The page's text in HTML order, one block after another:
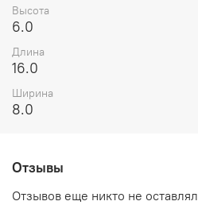
Высота
6.0
Длина
16.0
Ширина
8.0
Отзывы
Отзывов еще никто не оставлял